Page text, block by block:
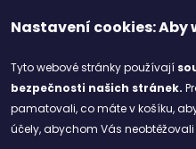
Nastavení cookies:
Tyto webové stránky používají
bezpečnosti našich stránek.
pamatovali, co máte v košíku,
účely, abychom Vás